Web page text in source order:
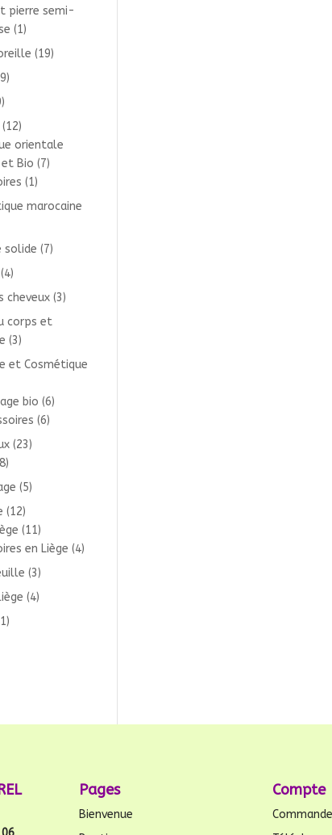
pierre semi-
(1)
(19)
(12)
orientale
Bio (7)
(1)
marocaine
solide (7)
(4)
cheveux (3)
corps et
(3)
et Cosmétique
bio (6)
(6)
(23)
(5)
(12)
(11)
en Liège (4)
(3)
(4)
Pages
Bienvenue
Compte